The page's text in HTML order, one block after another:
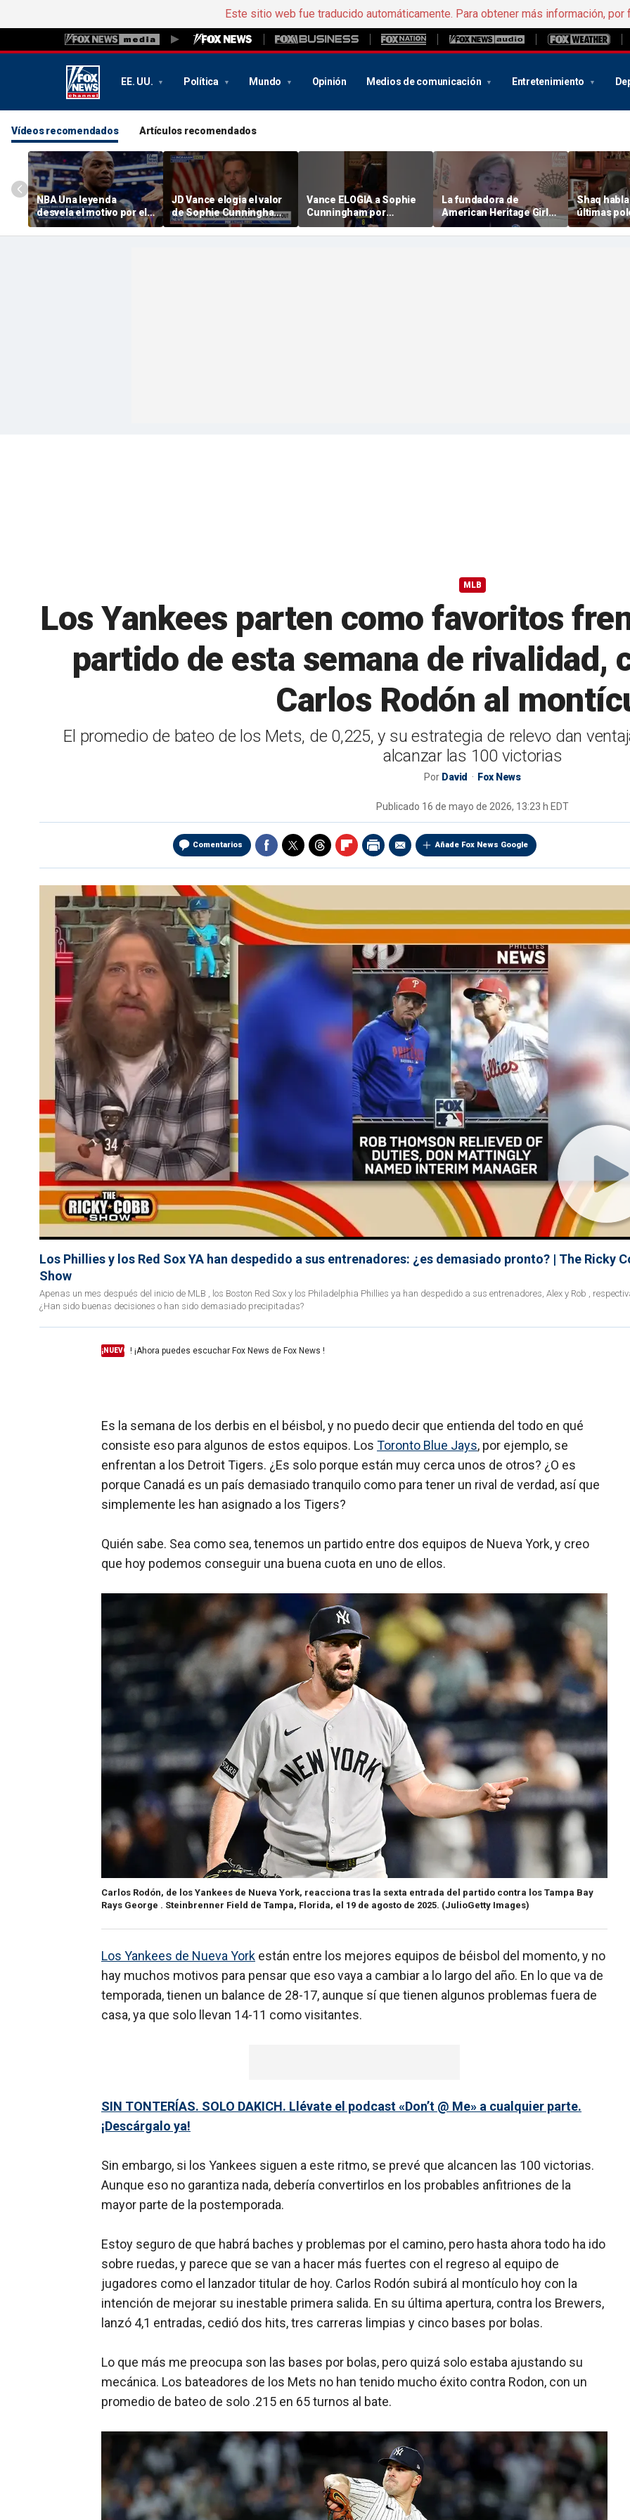
Este sitio web fue traducido automáticamente. Para obtener más información, por
EE. UU. Política Mundo Opinión Medios de comunicación Entretenimiento
Vídeos recomendados Artículos recomendados
NBA Una leyenda
desvela el motivo por el
que Taylor Swift y Travis
Kelce rechazaron la
JD Vance elogia el valor
de Sophie Cunningham
en medio de la polémica
sobre la identidad de
Vance ELOGIA a Sophie
Cunningham por
defender el deporte
femenino
La fundadora de
American Heritage Girls
elogia a « Sophie »
Cunningham por su
Shaq
últimas
WNBA »,
que
MLB
Los Yankees parten como favoritos
partido de esta semana de rivalidad,
Carlos Rodón al
El promedio de bateo de los Mets, de 0,225, y su estrategia de relevo dan
alcanzar las 100 victorias
Por David Fox News
Publicado 16 de mayo de 2026, 13:23 h EDT
Comentarios Añade Fox News Google
Los Phillies y los Red Sox YA han despedido a sus entrenadores: ¿es demasiado pronto? | The Ricky
Show
Apenas un mes después del inicio de MLB , los Boston Red Sox y los Philadelphia Phillies ya han despedido a sus entrenadores, Alex y Rob ,
¿Han sido buenas decisiones o han sido demasiado precipitadas?
¡NUEVO ! ¡Ahora puedes escuchar Fox News de Fox News !
Es la semana de los derbis en el béisbol, y no puedo decir que entienda del todo en qué
consiste eso para algunos de estos equipos. Los Toronto Blue Jays, por ejemplo, se
enfrentan a los Detroit Tigers. ¿Es solo porque están muy cerca unos de otros? ¿O es
porque Canadá es un país demasiado tranquilo como para tener un rival de verdad, así que
simplemente les han asignado a los Tigers?
Quién sabe. Sea como sea, tenemos un partido entre dos equipos de Nueva York, y creo
que hoy podemos conseguir una buena cuota en uno de ellos.
Carlos Rodón, de los Yankees de Nueva York, reacciona tras la sexta entrada del partido contra los Tampa Bay
Rays George . Steinbrenner Field de Tampa, Florida, el 19 de agosto de 2025. (JulioGetty Images)
Los Yankees de Nueva York están entre los mejores equipos de béisbol del momento, y no
hay muchos motivos para pensar que eso vaya a cambiar a lo largo del año. En lo que va de
temporada, tienen un balance de 28-17, aunque sí que tienen algunos problemas fuera de
casa, ya que solo llevan 14-11 como visitantes.
SIN TONTERÍAS. SOLO DAKICH. Llévate el podcast «Don’t @ Me» a cualquier parte.
¡Descárgalo ya!
Sin embargo, si los Yankees siguen a este ritmo, se prevé que alcancen las 100 victorias.
Aunque eso no garantiza nada, debería convertirlos en los probables anfitriones de la
mayor parte de la postemporada.
Estoy seguro de que habrá baches y problemas por el camino, pero hasta ahora todo ha ido
sobre ruedas, y parece que se van a hacer más fuertes con el regreso al equipo de
jugadores como el lanzador titular de hoy. Carlos Rodón subirá al montículo hoy con la
intención de mejorar su inestable primera salida. En su última apertura, contra los Brewers,
lanzó 4,1 entradas, cedió dos hits, tres carreras limpias y cinco bases por bolas.
Lo que más me preocupa son las bases por bolas, pero quizá solo estaba ajustando su
mecánica. Los bateadores de los Mets no han tenido mucho éxito contra Rodon, con un
promedio de bateo de solo .215 en 65 turnos al bate.